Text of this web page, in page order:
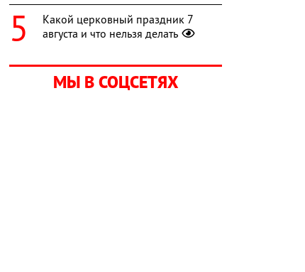
Какой церковный праздник 7
августа и что нельзя делать
МЫ В СОЦСЕТЯХ